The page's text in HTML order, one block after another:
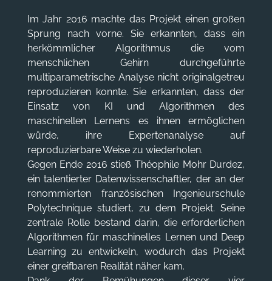
Im Jahr 2016 machte das Projekt einen großen
Sprung nach vorne. Sie erkannten, dass ein
herkömmlicher Algorithmus die vom
menschlichen Gehirn durchgeführte
multiparametrische Analyse nicht originalgetreu
reproduzieren konnte. Sie erkannten, dass der
Einsatz von KI und Algorithmen des
maschinellen Lernens es ihnen ermöglichen
würde, ihre Expertenanalyse auf
reproduzierbare Weise zu wiederholen.
Gegen Ende 2016 stieß Théophile Mohr Durdez,
ein talentierter Datenwissenschaftler, der an der
renommierten französischen Ingenieurschule
Polytechnique studiert, zu dem Projekt. Seine
zentrale Rolle bestand darin, die erforderlichen
Algorithmen für maschinelles Lernen und Deep
Learning zu entwickeln, wodurch das Projekt
einer greifbaren Realität näher kam.